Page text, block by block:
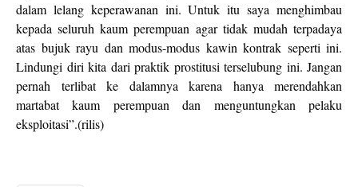
dalam lelang keperawanan ini. Untuk itu saya menghimbau
kepada seluruh kaum perempuan agar tidak mudah terpadaya
atas bujuk rayu dan modus-modus kawin kontrak seperti ini.
Lindungi diri kita dari praktik prostitusi terselubung ini. Jangan
pernah terlibat ke dalamnya karena hanya merendahkan
martabat kaum perempuan dan menguntungkan pelaku
eksploitasi”.(rilis)